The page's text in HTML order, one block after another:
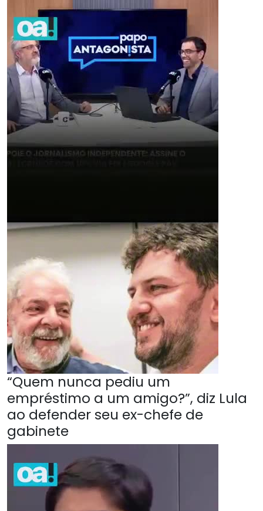
“Quem nunca pediu um
empréstimo a um amigo?”, diz Lula
ao defender seu ex-chefe de
gabinete